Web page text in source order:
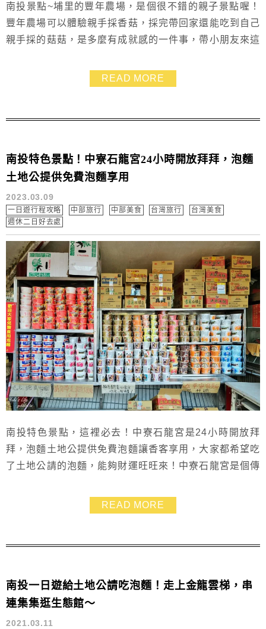
南投景點~埔里的豐年農場，是個很不錯的親子景點喔！
豐年農場可以體驗親手採香菇，採完帶回家還能吃到自己
親手採的菇菇，是多麼有成就感的一件事，帶小朋友來這
READ MORE
南投特色景點！中寮石龍宮24小時開放拜拜，泡麵
土地公提供免費泡麵享用
2023.03.09
一日遊行程攻略 中部旅行 中部美食 台灣旅行
台灣美食
週休二日好去處
南投特色景點，這裡必去！中寮石龍宮是24小時開放拜
拜，泡麵土地公提供免費泡麵讓香客享用，大家都希望吃
了土地公請的泡麵，能夠財運旺旺來！中寮石龍宮是個傳
READ MORE
南投一日遊給土地公請吃泡麵！走上金龍雲梯，串
連集集逛生態館～
2021.03.11